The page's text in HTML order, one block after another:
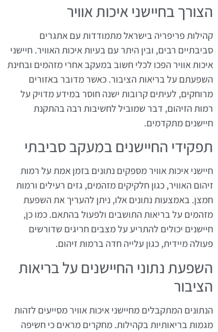
הצורך בחיישני איכות אוויר
קהילות פריפריה בישראל מתמודדות עם אתגרים
סביבתיים רבים, ובין היתר עם בעיות איכות האוויר. חיישני
איכות אוויר הפכו לכלי חשוב במעקב אחרי מזהמים ובחינת
השפעתם על בריאות הציבור. כאשר מדובר באזורים
מרוחקים, לעיתים קרובות ישנה חוסר במידע מדויק על
רמות הזיהום, דבר שמוביל לחשיבות רבה בהתקנת
חיישנים מתקדמים.
תפקידי החיישנים במעקב סביבתי
חיישני איכות אוויר מספקים נתונים בזמן אמת על רמות
זיהום האוויר, כגון חלקיקים מזהמים, גזים רעילים ורמות
חמצן. באמצעות נתונים אלו, ניתן להעריך את השפעת
מזהמים על בריאות התושבים ולפעול בהתאם. כמו כן,
חיישנים יכולים להתריע על מצבים חריגים שדורשים
פעולה מיידית, כגון עלייה חדה ברמות זיהום.
השפעת נתוני החיישנים על בריאות
הציבור
הנתונים המתקבלים מחיישני איכות אוויר מסייעים לזהות
מגמות בריאותיות בקהילות. מחקרים מראים כי חשיפה